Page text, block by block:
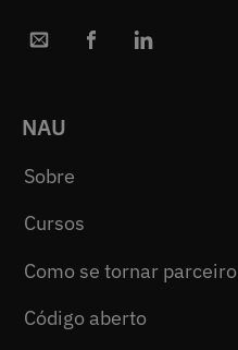
NAU
Sobre
Cursos
Como se tornar parceiro
Código aberto